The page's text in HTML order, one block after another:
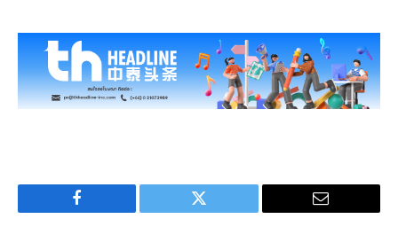
Facebook Twitter Email